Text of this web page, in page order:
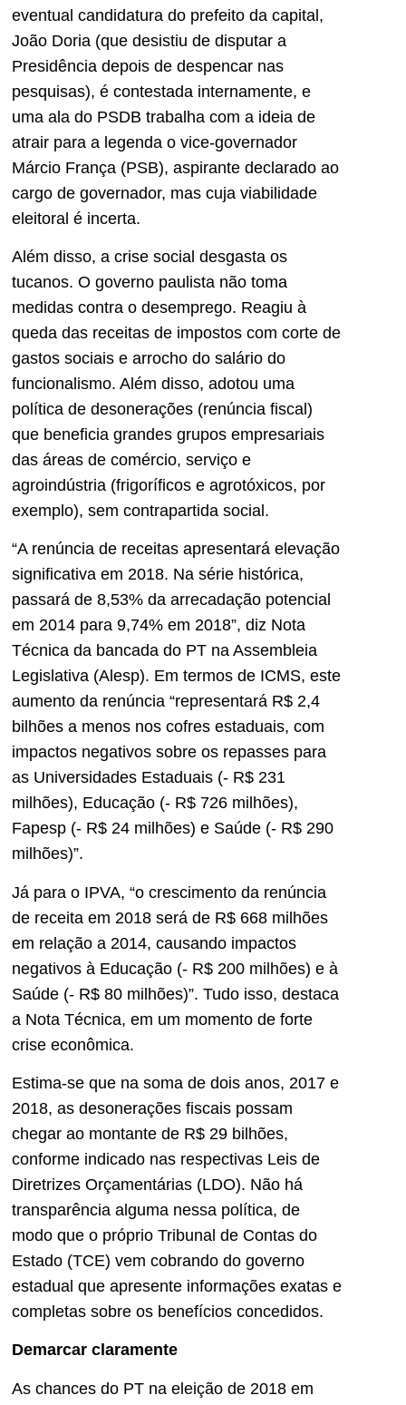
eventual candidatura do prefeito da capital,
João Doria (que desistiu de disputar a
Presidência depois de despencar nas
pesquisas), é contestada internamente, e
uma ala do PSDB trabalha com a ideia de
atrair para a legenda o vice-governador
Márcio França (PSB), aspirante declarado ao
cargo de governador, mas cuja viabilidade
eleitoral é incerta.
Além disso, a crise social desgasta os
tucanos. O governo paulista não toma
medidas contra o desemprego. Reagiu à
queda das receitas de impostos com corte de
gastos sociais e arrocho do salário do
funcionalismo. Além disso, adotou uma
política de desonerações (renúncia fiscal)
que beneficia grandes grupos empresariais
das áreas de comércio, serviço e
agroindústria (frigoríficos e agrotóxicos, por
exemplo), sem contrapartida social.
“A renúncia de receitas apresentará elevação
significativa em 2018. Na série histórica,
passará de 8,53% da arrecadação potencial
em 2014 para 9,74% em 2018”, diz Nota
Técnica da bancada do PT na Assembleia
Legislativa (Alesp). Em termos de ICMS, este
aumento da renúncia “representará R$ 2,4
bilhões a menos nos cofres estaduais, com
impactos negativos sobre os repasses para
as Universidades Estaduais (- R$ 231
milhões), Educação (- R$ 726 milhões),
Fapesp (- R$ 24 milhões) e Saúde (- R$ 290
milhões)”.
Já para o IPVA, “o crescimento da renúncia
de receita em 2018 será de R$ 668 milhões
em relação a 2014, causando impactos
negativos à Educação (- R$ 200 milhões) e à
Saúde (- R$ 80 milhões)”. Tudo isso, destaca
a Nota Técnica, em um momento de forte
crise econômica.
Estima-se que na soma de dois anos, 2017 e
2018, as desonerações fiscais possam
chegar ao montante de R$ 29 bilhões,
conforme indicado nas respectivas Leis de
Diretrizes Orçamentárias (LDO). Não há
transparência alguma nessa política, de
modo que o próprio Tribunal de Contas do
Estado (TCE) vem cobrando do governo
estadual que apresente informações exatas e
completas sobre os benefícios concedidos.
Demarcar claramente
As chances do PT na eleição de 2018 em